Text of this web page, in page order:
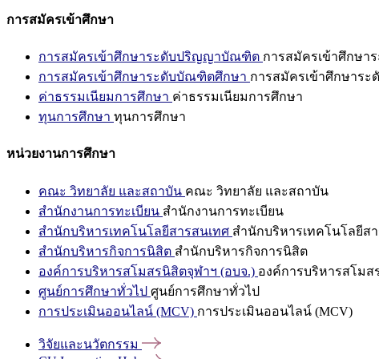
การสมัครเข้าศึกษา
การสมัครเข้าศึกษาระดับปริญญาบัณฑิต การสมัครเข้าศึกษ
การสมัครเข้าศึกษาระดับบัณฑิตศึกษา การสมัครเข้าศึกษาร
ค่าธรรมเนียมการศึกษา ค่าธรรมเนียมการศึกษา
ทุนการศึกษา ทุนการศึกษา
หน่วยงานการศึกษา
คณะ วิทยาลัย และสถาบัน คณะ วิทยาลัย และสถาบัน
สำนักงานการทะเบียน สำนักงานการทะเบียน
สำนักบริหารเทคโนโลยีสารสนเทศ สำนักบริหารเทคโนโลยีส
สำนักบริหารกิจการนิสิต สำนักบริหารกิจการนิสิต
องค์การบริหารสโมสรนิสิตจุฬาฯ (อบจ.) องค์การบริหารสโมส
ศูนย์การศึกษาทั่วไป ศูนย์การศึกษาทั่วไป
การประเมินออนไลน์ (MCV) การประเมินออนไลน์ (MCV)
วิจัยและนวัตกรรม